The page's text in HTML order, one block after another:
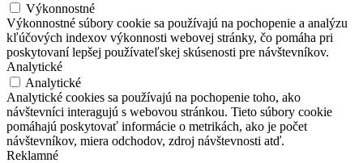
Výkonnostné
Výkonnostné súbory cookie sa používajú na pochopenie a analýzu
kľúčových indexov výkonnosti webovej stránky, čo pomáha pri
poskytovaní lepšej používateľskej skúsenosti pre návštevníkov.
Analytické
Analytické
Analytické cookies sa používajú na pochopenie toho, ako
návštevníci interagujú s webovou stránkou. Tieto súbory cookie
pomáhajú poskytovať informácie o metrikách, ako je počet
návštevníkov, miera odchodov, zdroj návštevnosti atď.
Reklamné